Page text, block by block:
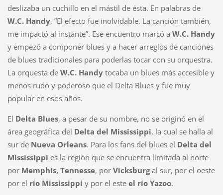
deslizaba un cuchillo en el mástil de ésta. En palabras de
W.C. Handy, “El efecto fue inolvidable. La canción también,
me impactó al instante”. Ese encuentro marcó a W.C. Handy
y empezó a componer blues y a hacer arreglos de canciones
de blues tradicionales para poderlas tocar con su orquestra.
La orquesta de W.C. Handytocaba un blues más accesible y
menos rudo y poderoso que el Delta Blues y fue muy
popular en esos años.
El Delta Blues, a pesar de su nombre, no se originó en el
área geográfica del Delta del Mississippi, la cual se halla al
sur de Nueva Orleans. Para los fans del blues el Delta del
Mississippi es la región que se encuentra limitada al norte
por Memphis, Tennesse, por Vicksburgal sur, por el oeste
por el río Mississippi y por el este el río Yazoo.